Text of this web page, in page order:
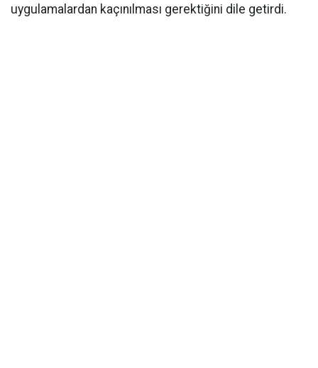
uygulamalardan kaçınılması gerektiğini dile getirdi.